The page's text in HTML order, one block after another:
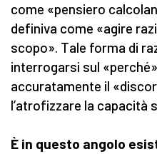
come «pensiero
definiva come «agire
scopo». Tale forma di
interrogarsi sul
accuratamente il
l’atrofizzare la capacità
È in questo angolo